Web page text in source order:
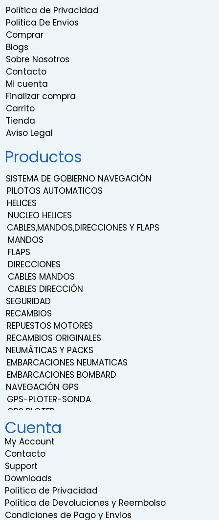
Política de Privacidad
Politica De Envios
Comprar
Blogs
Sobre Nosotros
Contacto
Mi cuenta
Finalizar compra
Carrito
Tienda
Aviso Legal
Productos
SISTEMA DE GOBIERNO NAVEGACIÓN
PILOTOS AUTOMATICOS
HELICES
NUCLEO HELICES
CABLES,MANDOS,DIRECCIONES Y FLAPS
MANDOS
FLAPS
DIRECCIONES
CABLES MANDOS
CABLES DIRECCIÓN
SEGURIDAD
RECAMBIOS
REPUESTOS MOTORES
RECAMBIOS ORIGINALES
NEUMÁTICAS Y PACKS
EMBARCACIONES NEUMATICAS
EMBARCACIONES BOMBARD
NAVEGACIÓN GPS
GPS-PLOTER-SONDA
GPS PLOTER
NAVEGACIÓN
TRANSDUCTORES
SONDAS
SISTEMA DE SONIDO Y ENTRETENIMIENTO
RADIOS VHF
RADARES
INSTRUMENTACION
RELOJES EMBARCACIONES
Cuenta
My Account
Contacto
Support
Downloads
Política de Privacidad
Política de Devoluciones y Reembolso
Condiciones de Pago y Envios